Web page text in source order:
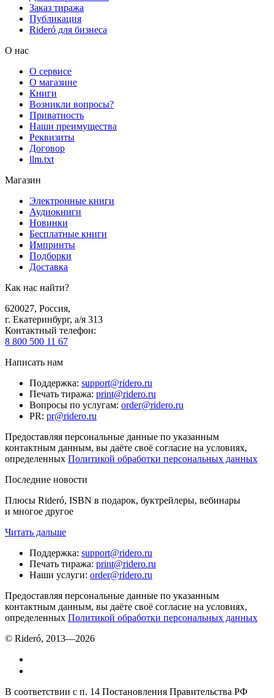
Заказ тиража
Публикация
Rideró для бизнеса
О нас
О сервисе
О магазине
Книги
Возникли вопросы?
Приватность
Наши преимущества
Реквизиты
Договор
llm.txt
Магазин
Электронные книги
Аудиокниги
Новинки
Бесплатные книги
Импринты
Подборки
Доставка
Как нас найти?
620027, Россия,
г. Екатеринбург, а/я 313
Контактный телефон:
8 800 500 11 67
Написать нам
Поддержка: support@ridero.ru
Печать тиража: print@ridero.ru
Вопросы по услугам: order@ridero.ru
PR: pr@ridero.ru
Предоставляя персональные данные по указанным
контактным данным, вы даёте своё согласие на условиях,
определенных Политикой обработки персональных данных
Последние новости
Плюсы Rideró, ISBN в подарок, буктрейлеры, вебинары
и многое другое
Читать дальше
Поддержка: support@ridero.ru
Печать тиража: print@ridero.ru
Наши услуги: order@ridero.ru
Предоставляя персональные данные по указанным
контактным данным, вы даёте своё согласие на условиях,
определенных Политикой обработки персональных данных
© Rideró, 2013—2026
В соответствии с п. 14 Постановления Правительства РФ